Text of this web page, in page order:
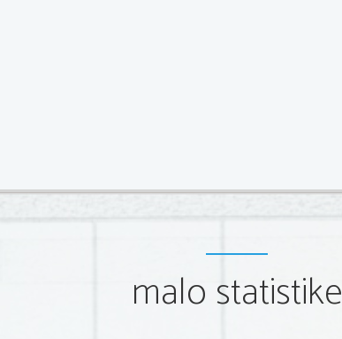
malo statistike